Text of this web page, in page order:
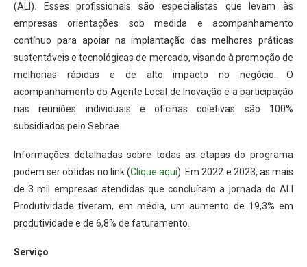
(ALI). Esses profissionais são especialistas que levam às
empresas orientações sob medida e acompanhamento
contínuo para apoiar na implantação das melhores práticas
sustentáveis e tecnológicas de mercado, visando à promoção de
melhorias rápidas e de alto impacto no negócio. O
acompanhamento do Agente Local de Inovação e a participação
nas reuniões individuais e oficinas coletivas são 100%
subsidiados pelo Sebrae.
Informações detalhadas sobre todas as etapas do programa
podem ser obtidas no link (Clique aqui). Em 2022 e 2023, as mais
de 3 mil empresas atendidas que concluíram a jornada do ALI
Produtividade tiveram, em média, um aumento de 19,3% em
produtividade e de 6,8% de faturamento.
Serviço